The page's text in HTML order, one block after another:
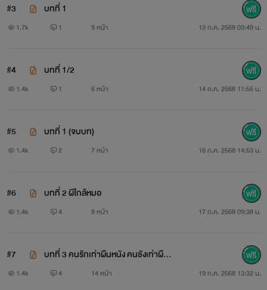
#3 บทที่ 1
1.7k 1 9 หน้า 13 ก.ค. 2568 03:49 น.
#4 บทที่ 1/2
1.4k 1 6 หน้า 14 ก.ค. 2568 11:55 น.
#5 บทที่ 1 (จบบท)
1.4k 2 7 หน้า 16 ก.ค. 2568 14:53 น.
#6 บทที่ 2 ผีใกล้หมอ
1.4k 4 8 หน้า 17 ก.ค. 2568 09:38 น.
#7
บทที่ 3 คนรักเท่าผืนหนัง คนชังเท่าผืนเสืื่่
1.4k 4 14 หน้า 19 ก.ค. 2568 13:32 น.